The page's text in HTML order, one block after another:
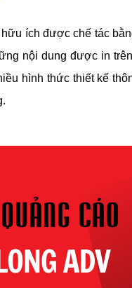
ích được chế tác
nội dung được in
hình thức thiết kế